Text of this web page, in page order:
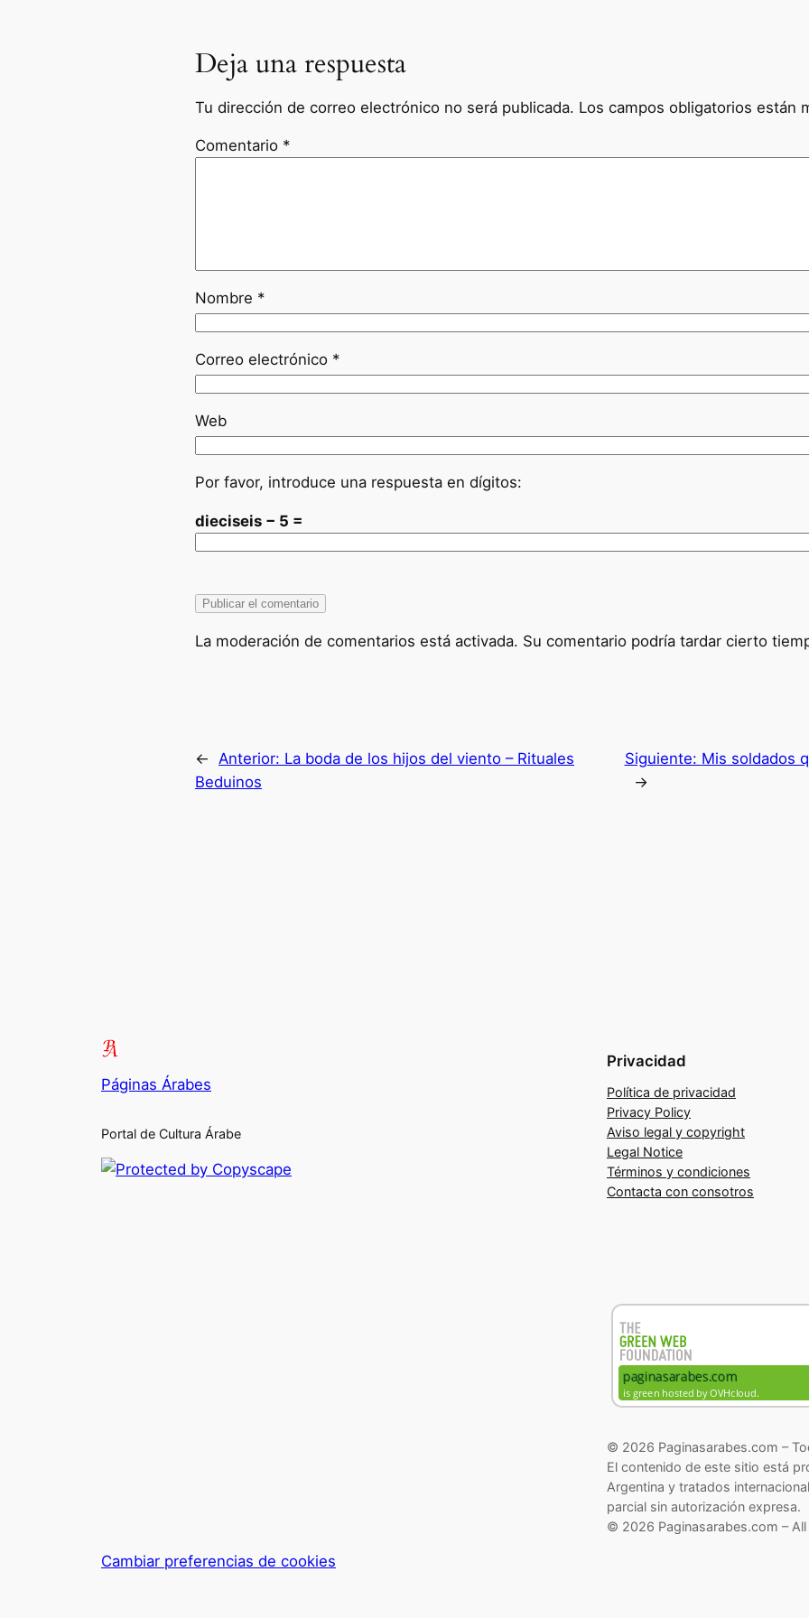
Deja una respuesta
Tu dirección de correo electrónico no será publicada. Los campos obligatorios están
Comentario *
Nombre *
Correo electrónico *
Web
Por favor, introduce una respuesta en dígitos:
dieciseis − 5 =
La moderación de comentarios está activada. Su comentario podría tardar cierto
← Anterior: La boda de los hijos del viento – Rituales
Beduinos
Siguiente: Mis soldados
→
Páginas Árabes
Portal de Cultura Árabe
Privacidad
Política de privacidad
Privacy Policy
Aviso legal y copyright
Legal Notice
Términos y condiciones
Contacta con consotros
© 2026 Paginasarabes.com –
El contenido de este sitio está
Argentina y tratados
parcial sin autorización expresa.
© 2026 Paginasarabes.com –
Cambiar preferencias de cookies